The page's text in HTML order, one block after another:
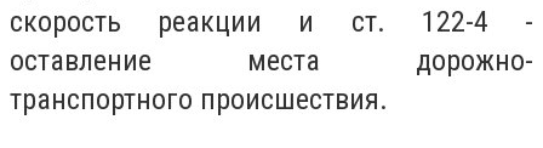
скорость реакции и ст. 122-4 -
оставление места дорожно-
транспортного происшествия.